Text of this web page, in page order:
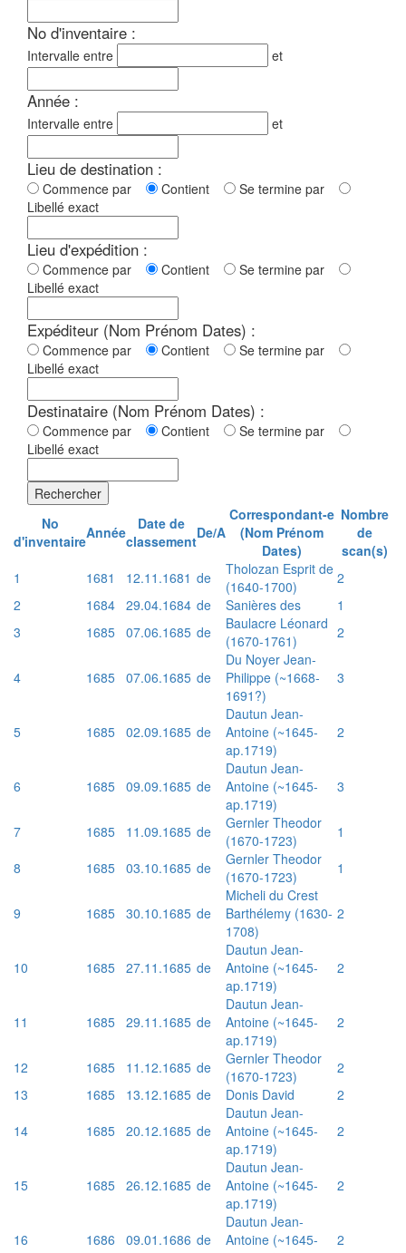
No d'inventaire :
Intervalle entre et
Année :
Intervalle entre et
Lieu de destination :
Commence par Contient
Se termine par
Libellé exact
Lieu d'expédition :
Commence par Contient
Se termine par
Libellé exact
Expéditeur (Nom Prénom Dates) :
Commence par Contient
Se termine par
Libellé exact
Destinataire (Nom Prénom Dates) :
Commence par Contient
Se termine par
Libellé exact
Rechercher
No
d'inventaireAnnée
Date de
classementDe/A
Correspondant-e
(Nom Prénom
Dates)
Nombre
de
scan(s)
1
1681 12.11.1681 de
Tholozan Esprit de
(1640-1700)
2
2
1684 29.04.1684 de Sanières des
1
3
1685 07.06.1685 de
Baulacre Léonard
(1670-1761)
2
4 1685 07.06.1685 de
Du Noyer Jean-
Philippe (~1668-
1691?)
3
5 1685 02.09.1685 de
Dautun Jean-
Antoine (~1645-
ap.1719)
2
6 1685 09.09.1685 de
Dautun Jean-
Antoine (~1645-
ap.1719)
3
7 1685 11.09.1685 de
Gernler Theodor
(1670-1723)
1
8
1685 03.10.1685 de
Gernler Theodor
(1670-1723)
1
9 1685 30.10.1685 de
Micheli du Crest
Barthélemy (1630-
1708)
2
10 1685 27.11.1685 de
Dautun Jean-
Antoine (~1645-
ap.1719)
2
11 1685 29.11.1685 de
Dautun Jean-
Antoine (~1645-
ap.1719)
2
12 1685 11.12.1685 de
Gernler Theodor
(1670-1723)
2
13
1685 13.12.1685 de Donis David
2
14
1685 20.12.1685 de
Dautun Jean-
Antoine (~1645-
ap.1719)
2
15 1685 26.12.1685 de
Dautun Jean-
Antoine (~1645-
ap.1719)
2
16 1686 09.01.1686 de
Dautun Jean-
Antoine (~1645-
2